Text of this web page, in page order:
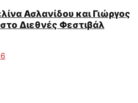
Ασλανίδου και Γιώργος
Διεθνές Φεστιβάλ